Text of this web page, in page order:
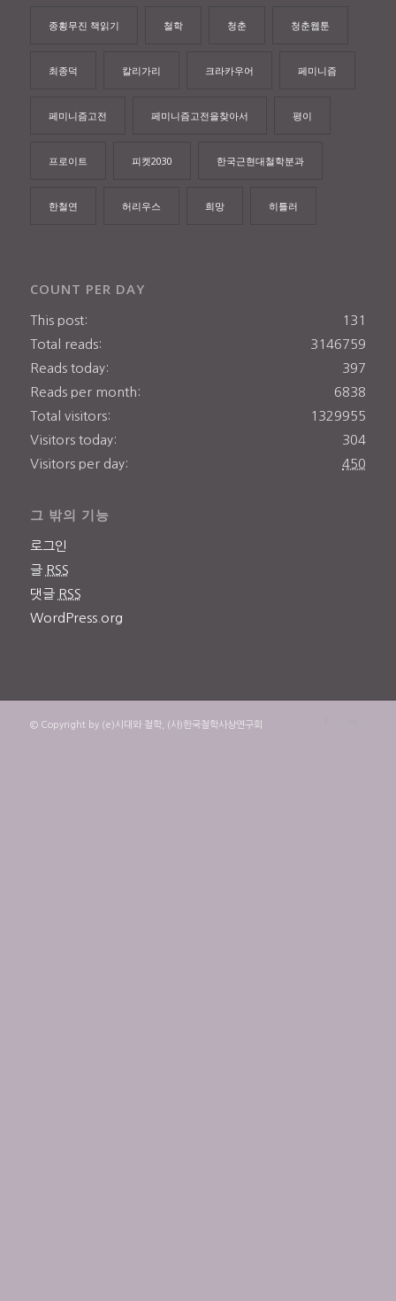
종횡무진 책읽기 철학 청춘 청춘웹툰
최종덕 칼리가리 크라카우어 페미니즘
페미니즘고전 페미니즘고전을찾아서 평이
프로이트 피켓2030 한국근현대철학분과
한철연 허리우스 희망 히틀러
COUNT PER DAY
131
This post:
3146759
Total reads:
397
Reads today:
6838
Reads per month:
1329955
Total visitors:
304
Visitors today:
450
Visitors per day:
그 밖의 기능
로그인
글 RSS
댓글 RSS
WordPress.org
© Copyright by (e)시대와 철학, (사)한국철학사상연구회